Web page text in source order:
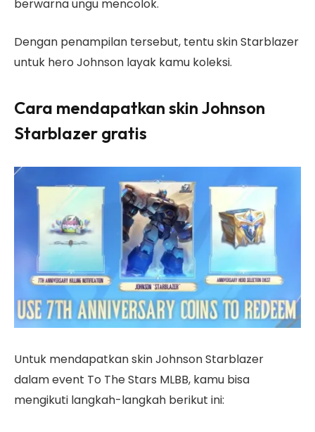
berwarna ungu mencolok.
Dengan penampilan tersebut, tentu skin Starblazer
untuk hero Johnson layak kamu koleksi.
Cara mendapatkan skin Johnson
Starblazer gratis
Untuk mendapatkan skin Johnson Starblazer
dalam event To The Stars MLBB, kamu bisa
mengikuti langkah-langkah berikut ini: